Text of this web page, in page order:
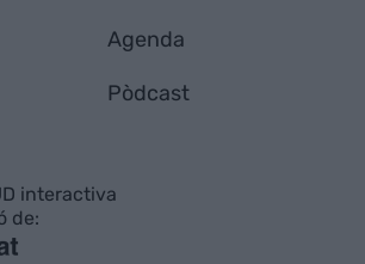
Agenda
Pòdcast
interactiva
de: